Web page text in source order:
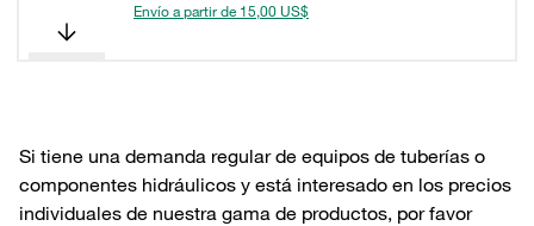
Envío a partir de 15,00 US$
Si tiene una demanda regular de equipos de tuberías o
componentes hidráulicos y está interesado en los precios
individuales de nuestra gama de productos, por favor